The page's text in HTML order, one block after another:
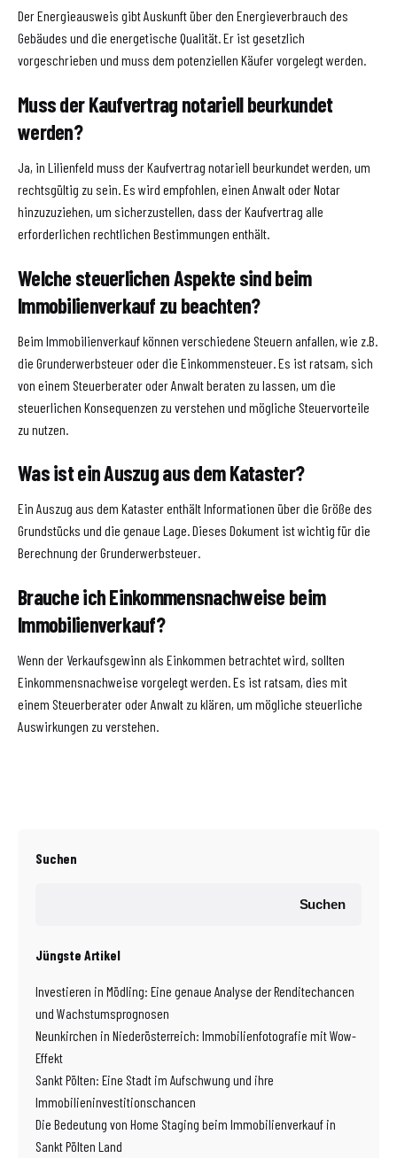
Der Energieausweis gibt Auskunft über den Energieverbrauch des
Gebäudes und die energetische Qualität. Er ist gesetzlich
vorgeschrieben und muss dem potenziellen Käufer vorgelegt werden.
Muss der Kaufvertrag notariell beurkundet
werden?
Ja, in Lilienfeld muss der Kaufvertrag notariell beurkundet werden, um
rechtsgültig zu sein. Es wird empfohlen, einen Anwalt oder Notar
hinzuzuziehen, um sicherzustellen, dass der Kaufvertrag alle
erforderlichen rechtlichen Bestimmungen enthält.
Welche steuerlichen Aspekte sind beim
Immobilienverkauf zu beachten?
Beim Immobilienverkauf können verschiedene Steuern anfallen, wie z.B.
die Grunderwerbsteuer oder die Einkommensteuer. Es ist ratsam, sich
von einem Steuerberater oder Anwalt beraten zu lassen, um die
steuerlichen Konsequenzen zu verstehen und mögliche Steuervorteile
zu nutzen.
Was ist ein Auszug aus dem Kataster?
Ein Auszug aus dem Kataster enthält Informationen über die Größe des
Grundstücks und die genaue Lage. Dieses Dokument ist wichtig für die
Berechnung der Grunderwerbsteuer.
Brauche ich Einkommensnachweise beim
Immobilienverkauf?
Wenn der Verkaufsgewinn als Einkommen betrachtet wird, sollten
Einkommensnachweise vorgelegt werden. Es ist ratsam, dies mit
einem Steuerberater oder Anwalt zu klären, um mögliche steuerliche
Auswirkungen zu verstehen.
Suchen
Suchen
Jüngste Artikel
Investieren in Mödling: Eine genaue Analyse der Renditechancen
und Wachstumsprognosen
Neunkirchen in Niederösterreich: Immobilienfotografie mit Wow-
Effekt
Sankt Pölten: Eine Stadt im Aufschwung und ihre
Immobilieninvestitionschancen
Die Bedeutung von Home Staging beim Immobilienverkauf in
Sankt Pölten Land